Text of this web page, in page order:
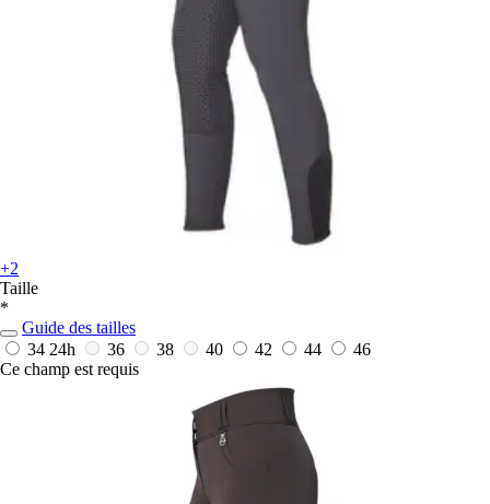
+2
Taille
*
Guide des tailles
34 24h 36 38 40 42 44
46
Ce champ est requis